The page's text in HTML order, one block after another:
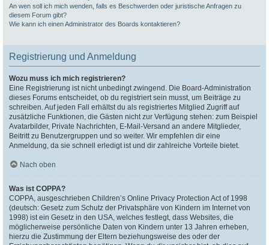
An wen soll ich mich wenden, falls es Beschwerden oder juristische Anfragen zu
diesem Forum gibt?
Wie kann ich einen Administrator des Boards kontaktieren?
Registrierung und Anmeldung
Wozu muss ich mich registrieren?
Eine Registrierung ist nicht unbedingt zwingend. Die Board-Administration
dieses Forums entscheidet, ob du registriert sein musst, um Beiträge zu
schreiben. Auf jeden Fall erhältst du als registriertes Mitglied Zugriff auf
zusätzliche Funktionen, die Gästen nicht zur Verfügung stehen: zum Beispiel
Avatarbilder, Private Nachrichten, E-Mail-Versand an andere Mitglieder,
Beitritt zu Benutzergruppen und so weiter. Wir empfehlen dir eine
Anmeldung, da sie schnell erledigt ist und dir zahlreiche Vorteile bietet.
Nach oben
Was ist COPPA?
COPPA, ausgeschrieben Children’s Online Privacy Protection Act of 1998
(deutsch: Gesetz zum Schutz der Privatsphäre von Kindern im Internet von
1998) ist ein Gesetz in den USA, welches festlegt, dass Websites, die
möglicherweise persönliche Daten von Kindern unter 13 Jahren erheben,
hierzu die Zustimmung der Eltern beziehungsweise des oder der